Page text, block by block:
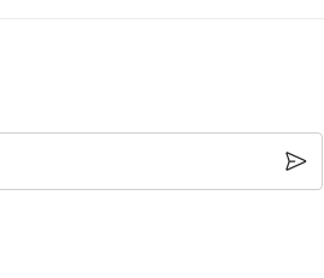
าจอเลื่อนแบบเทิร์นเบส แต่ 2017-
ในวันนี้คือเกม
Black Desert Mobile